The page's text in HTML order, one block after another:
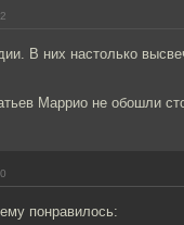
В них настолько
Маррио не обошли
понравилось: